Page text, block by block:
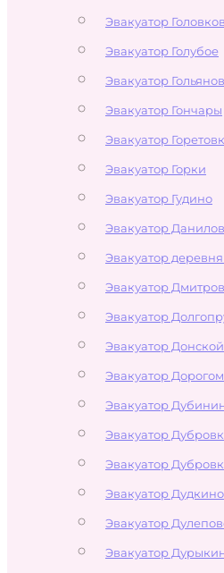
Эвакуатор
Эвакуатор Голубое
Эвакуатор
Эвакуатор Гончары
Эвакуатор
Эвакуатор Горки
Эвакуатор Гудино
Эвакуатор
Эвакуатор
Эвакуатор
Эвакуатор
Эвакуатор Донской
Эвакуатор
Эвакуатор
Эвакуатор
Эвакуатор
Эвакуатор Дудкино
Эвакуатор
Эвакуатор